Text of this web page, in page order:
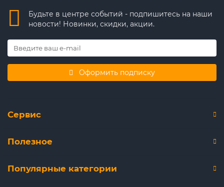
Будьте в центре событий - подпишитесь на наши
новости! Новинки, скидки, акции.
Оформить подписку
Сервис
Полезное
Популярные категории